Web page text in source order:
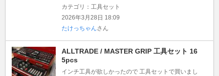
カテゴリ：工具セット
2026年3月28日 18:09
たけっちゃんさん
ALLTRADE / MASTER GRIP 工具セット 16
5pcs
インチ工具が欲しかったので 工具セットで買いまし